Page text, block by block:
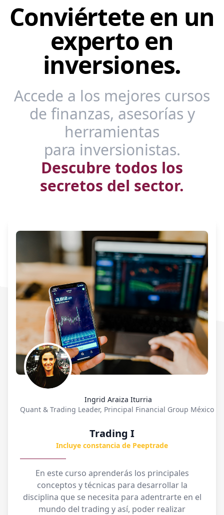
Conviértete en un
experto en
inversiones.
Accede a los mejores cursos
de finanzas, asesorías y
herramientas
para inversionistas.
Descubre todos los
secretos del sector.
Ingrid Araiza Iturria
Quant & Trading Leader, Principal Financial Group México
Trading I
Incluye constancia de Peeptrade
En este curso aprenderás los principales
conceptos y técnicas para desarrollar la
disciplina que se necesita para adentrarte en el
mundo del trading y así, poder realizar